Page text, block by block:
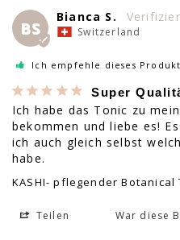
BS
Bianca S.
Switzerland
Ich empfehle dieses Produkt
Super
Ich habe das Tonic zu
bekommen und liebe es!
ich auch gleich selbst
habe.
KASHI- pflegender Botanical
Teilen War diese